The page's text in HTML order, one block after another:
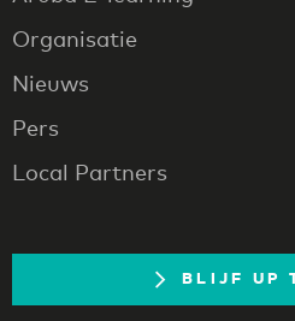
Organisatie
Nieuws
Pers
Local Partners
BLIJF UP